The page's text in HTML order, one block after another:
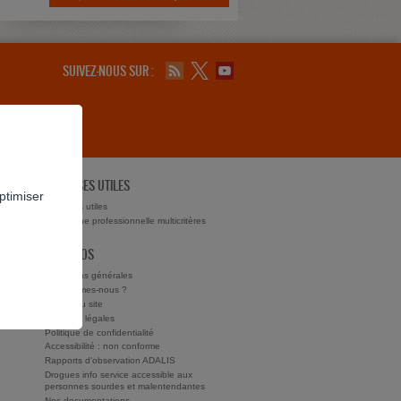
SUIVEZ-NOUS SUR :
?
ADRESSES UTILES
Adresses utiles
Recherche professionnelle multicritères
À PROPOS
Conditions générales
Qui sommes-nous ?
Charte du site
Mentions légales
Politique de confidentialité
Accessibilité : non conforme
Rapports d'observation ADALIS
Drogues info service accessible aux
personnes sourdes et malentendantes